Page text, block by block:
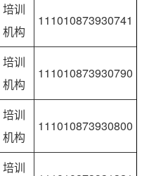
培训
机构
111010873930741
培训
机构
111010873930790
培训
机构
111010873930800
培训